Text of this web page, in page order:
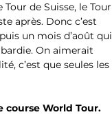
de Suisse, le Tour
après. Donc c’est
un mois d’août qui
On aimerait
c’est que seules les
course World Tour.